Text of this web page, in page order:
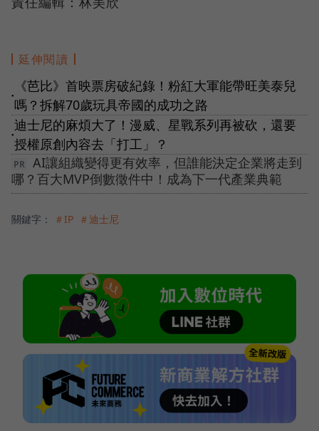
延伸閱讀
●
《芭比》首映票房破紀錄！粉紅大軍能帶旺美泰兒
嗎？拆解70歲玩具帝國的成功之路
●
迪士尼的麻煩大了！漫威、星戰系列再被砍，還要
授權原創內容去「打工」？
AI讓組織變得更有效率，但誰能決定企業將走到
哪？百大MVP倒數徵件中！成為下一代產業典範
關鍵字： ＃IP ＃迪士尼